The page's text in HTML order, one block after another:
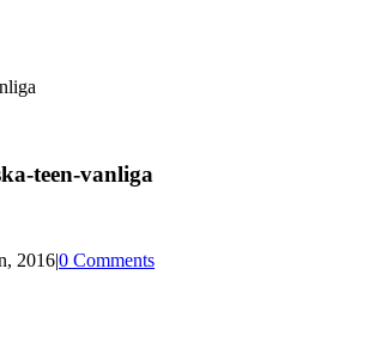
teen-vanliga
2016|0 Comments